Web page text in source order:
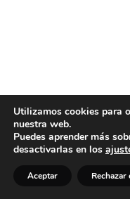
Utilizamos cookies para
nuestra web.
Puedes aprender más
desactivarlas en los
Aceptar Rechazar